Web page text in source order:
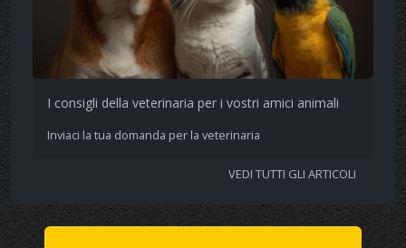
I consigli della veterinaria per i vostri amici animali
Inviaci la tua domanda per la veterinaria
VEDI TUTTI GLI ARTICOLI